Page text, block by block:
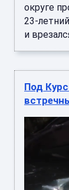
округе
23-
и
Под